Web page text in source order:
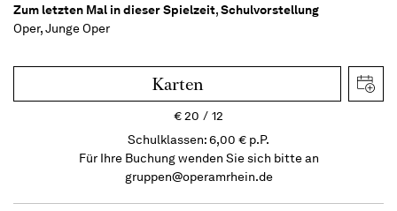
Zum letzten Mal in dieser Spielzeit,Schulvorstellung
Oper, Junge Oper
Karten
€20
12
Schulklassen: 6,00 € p.P.
Für Ihre Buchung wenden Sie sich bitte an
gruppen@operamrhein.de